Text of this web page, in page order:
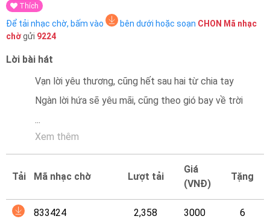
Thể
Loại
Nghệ
Mại
Dẫn
Funring
Thích
Để tải nhạc chờ, bấm vào bên dưới hoặc soạn CHON Mã nhạc
chờgửi 9224
Lời bài hát
Vạn lời yêu thương, cũng hết sau hai từ chia tay
...
Xem thêm
Tải Mã nhạc chờ Lượt tải
Giá
(VNĐ)
Tặng
833424 2,358 3000 6